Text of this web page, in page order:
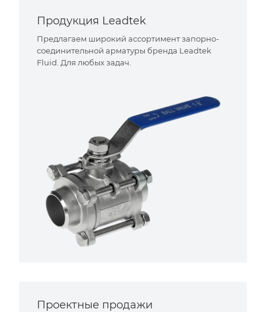
Продукция Leadtek
Предлагаем широкий ассортимент запорно-
соединительной арматуры бренда Leadtek
Fluid. Для любых задач.
Проектные продажи